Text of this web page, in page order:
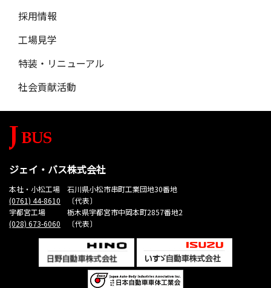
採用情報
工場見学
特装・リニューアル
社会貢献活動
ジェイ・バス株式会社
本社・小松工場 石川県小松市串町工業団地30番地
(0761) 44-8610 〔代表〕
宇都宮工場 栃木県宇都宮市中岡本町2857番地2
(028) 673-6060 〔代表〕